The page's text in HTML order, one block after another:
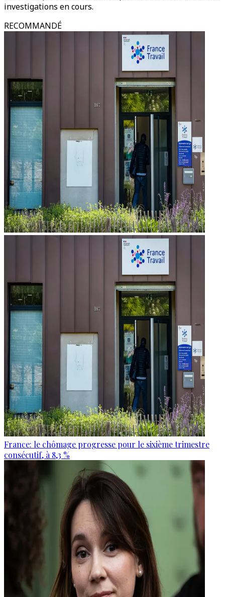
investigations en cours.
RECOMMANDÉ
France: le chômage progresse pour le sixième trimestre
consécutif, à 8,3 %